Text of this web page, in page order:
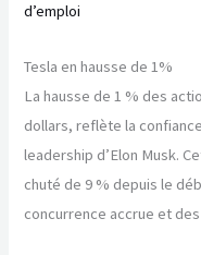
d’emploi
Tesla en hausse de 1%
La hausse de 1 % des
dollars, reflète la
leadership d’Elon Musk.
chuté de 9 % depuis le
concurrence accrue et